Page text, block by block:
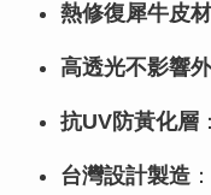
熱修復犀牛皮
高透光不影響
抗UV防黃化層
台灣設計製造